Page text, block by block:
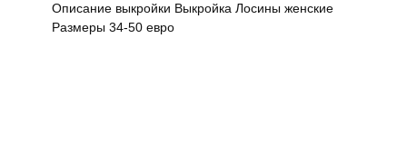
Описание выкройки Выкройка Лосины женские
Размеры 34-50 евро